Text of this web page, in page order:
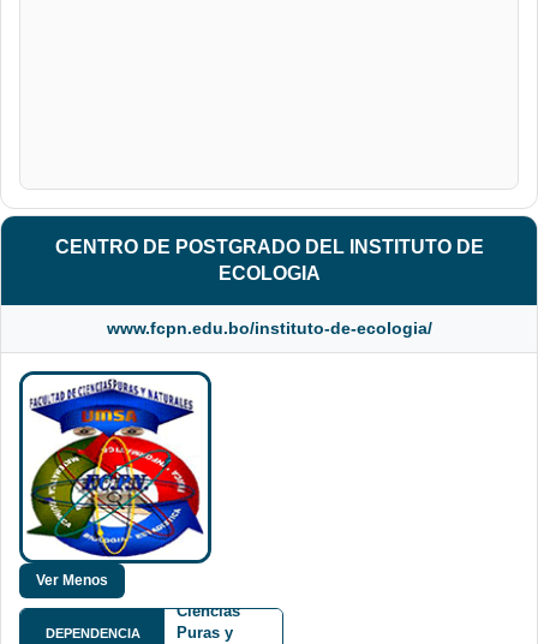
CENTRO DE POSTGRADO DEL INSTITUTO DE
ECOLOGIA
www.fcpn.edu.bo/instituto-de-ecologia/
DEPENDENCIA
Ciencias
Puras y